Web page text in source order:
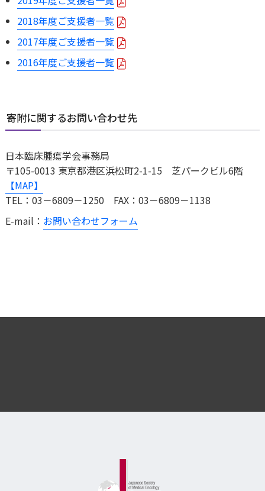
2018年度ご支援者一覧
2017年度ご支援者一覧
2016年度ご支援者一覧
寄附に関するお問い合わせ先
日本臨床腫瘍学会事務局
〒105-0013 東京都港区浜松町2-1-15 芝パークビル6階
【MAP】
TEL：03－6809－1250 FAX：03－6809－1138
E-mail： お問い合わせフォーム